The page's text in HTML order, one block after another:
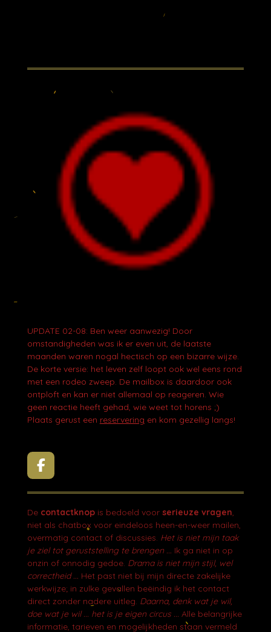
UPDATE 02-08: Ben weer aanwezig! Door
omstandigheden was ik er even uit, de laatste
maanden waren nogal hectisch op een bizarre wijze.
De korte versie: het leven zelf loopt ook wel eens rond
met een rodeo zweep. De mailbox is daardoor ook
ontploft en kan er niet allemaal op reageren. Wie
geen reactie heeft gehad, wie weet tot horens ;)
Plaats gerust een reservering en kom gezellig langs!
F
a
c
b
o
o
k
De contactknop is bedoeld voor serieuze vragen,
niet als chatbox voor eindeloos heen-en-weer mailen,
overmatig contact of discussies. Het is niet mijn taak
je ziel tot geruststelling te brengen ... Ik ga niet in op
onzin of onnodig gedoe. Drama is niet mijn stijl, wel
correctheid ... Het past niet bij mijn directe zakelijke
werkwijze; in zulke gevallen beëindig ik het contact
direct zonder nadere uitleg. Daarna, denk wat je wil,
doe wat je wil ... het is je eigen circus ... Alle belangrijke
informatie, tarieven en mogelijkheden staan vermeld